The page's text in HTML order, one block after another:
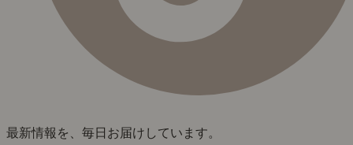
最新情報を、毎日お届けしています。